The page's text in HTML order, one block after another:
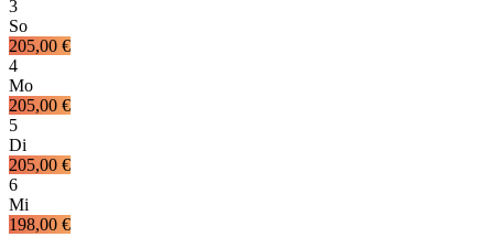
3
So
205,00 €
4
Mo
205,00 €
5
Di
205,00 €
6
Mi
198,00 €